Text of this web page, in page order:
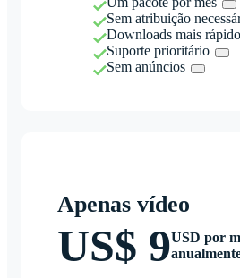
Sem atribuição
Downloads mais
Suporte prioritário
Sem anúncios
Apenas vídeo
US$ 9USD por